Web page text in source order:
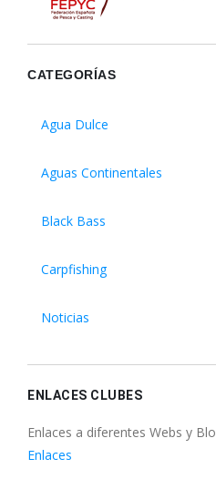
CATEGORÍAS
Agua Dulce
Aguas Continentales
Black Bass
Carpfishing
Noticias
ENLACES CLUBES
Enlaces a diferentes Webs y
Enlaces